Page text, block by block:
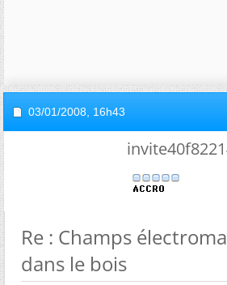
03/01/2008, 16h43
Re : Champs
dans le bois